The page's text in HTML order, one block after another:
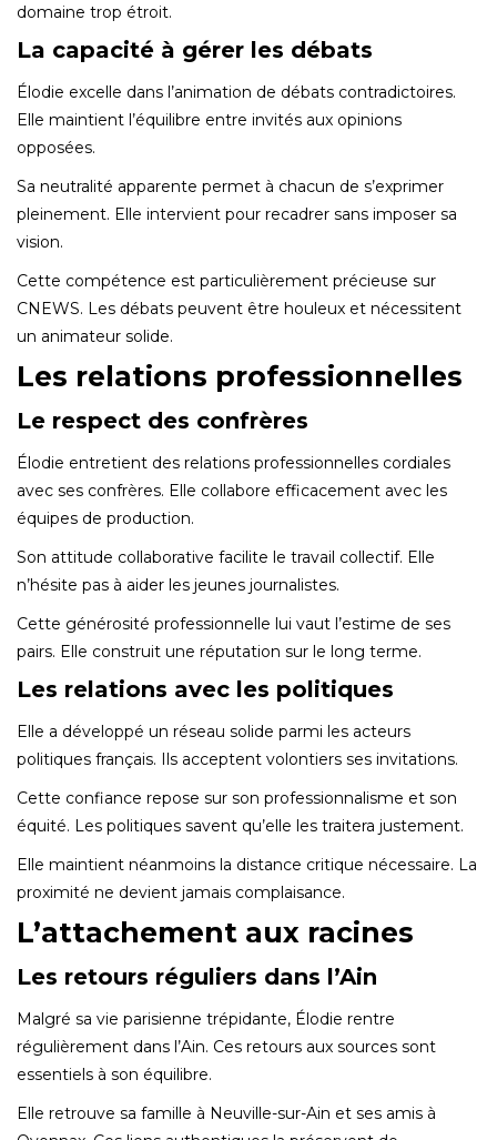
domaine trop étroit.
La capacité à gérer les débats
Élodie excelle dans l’animation de débats contradictoires.
Elle maintient l’équilibre entre invités aux opinions
opposées.
Sa neutralité apparente permet à chacun de s’exprimer
pleinement. Elle intervient pour recadrer sans imposer sa
vision.
Cette compétence est particulièrement précieuse sur
CNEWS. Les débats peuvent être houleux et nécessitent
un animateur solide.
Les relations professionnelles
Le respect des confrères
Élodie entretient des relations professionnelles cordiales
avec ses confrères. Elle collabore efficacement avec les
équipes de production.
Son attitude collaborative facilite le travail collectif. Elle
n’hésite pas à aider les jeunes journalistes.
Cette générosité professionnelle lui vaut l’estime de ses
pairs. Elle construit une réputation sur le long terme.
Les relations avec les politiques
Elle a développé un réseau solide parmi les acteurs
politiques français. Ils acceptent volontiers ses invitations.
Cette confiance repose sur son professionnalisme et son
équité. Les politiques savent qu’elle les traitera justement.
Elle maintient néanmoins la distance critique nécessaire. La
proximité ne devient jamais complaisance.
L’attachement aux racines
Les retours réguliers dans l’Ain
Malgré sa vie parisienne trépidante, Élodie rentre
régulièrement dans l’Ain. Ces retours aux sources sont
essentiels à son équilibre.
Elle retrouve sa famille à Neuville-sur-Ain et ses amis à